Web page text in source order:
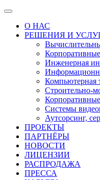
О НАС
РЕШЕНИЯ И
Инженерная
Компьютерная
Строительно-
Системы
Аутсорсинг,
ПРОЕКТЫ
ПАРТНЁРЫ
НОВОСТИ
ЛИЦЕНЗИИ
РАСПРОДАЖА
ПРЕССА